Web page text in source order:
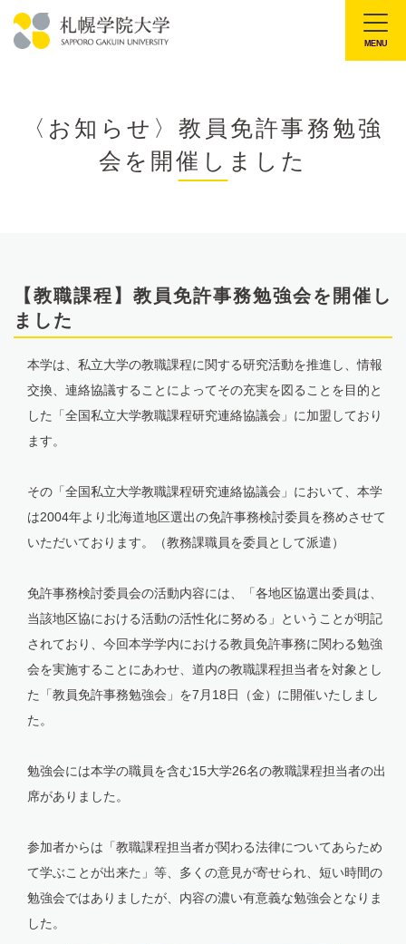
文
MENU
〈お知らせ〉教員免許事務勉強
会を開催しました
【教職課程】教員免許事務勉強会を開催し
ました
本学は、私立大学の教職課程に関する研究活動を推進し、情報
交換、連絡協議することによってその充実を図ることを目的と
した「全国私立大学教職課程研究連絡協議会」に加盟しており
ます。
その「全国私立大学教職課程研究連絡協議会」において、本学
は2004年より北海道地区選出の免許事務検討委員を務めさせて
いただいております。（教務課職員を委員として派遣）
免許事務検討委員会の活動内容には、「各地区協選出委員は、
当該地区協における活動の活性化に努める」ということが明記
されており、今回本学学内における教員免許事務に関わる勉強
会を実施することにあわせ、道内の教職課程担当者を対象とし
た「教員免許事務勉強会」を7月18日（金）に開催いたしまし
た。
勉強会には本学の職員を含む15大学26名の教職課程担当者の出
席がありました。
参加者からは「教職課程担当者が関わる法律についてあらため
て学ぶことが出来た」等、多くの意見が寄せられ、短い時間の
勉強会ではありましたが、内容の濃い有意義な勉強会となりま
した。